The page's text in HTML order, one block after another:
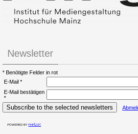
Newsletter